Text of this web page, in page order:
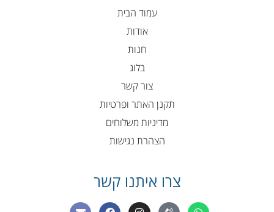
עמוד הבית
אודות
חנות
בלוג
צור קשר
תקנן האתר ופרטיות
מדיניות משלוחים
הצהרת נגישות
צרו איתנו קשר
W
P
I
F
E